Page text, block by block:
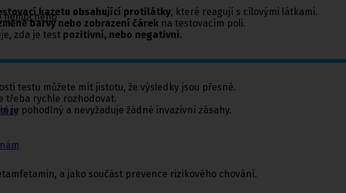
nemocnéhokazetu obsahující protilátky, které reagují s cílovými látkami.
barvy nebo zobrazení čárek na testovacím poli.
zda je test pozitivní, nebo negativní.
testu můžete mít jistotu, že výsledky jsou přesné.
třeba rychle rozhodovat.
je pohodlný a nevyžaduje žádné invazivní zásahy.
a jako součást prevence rizikového chování.